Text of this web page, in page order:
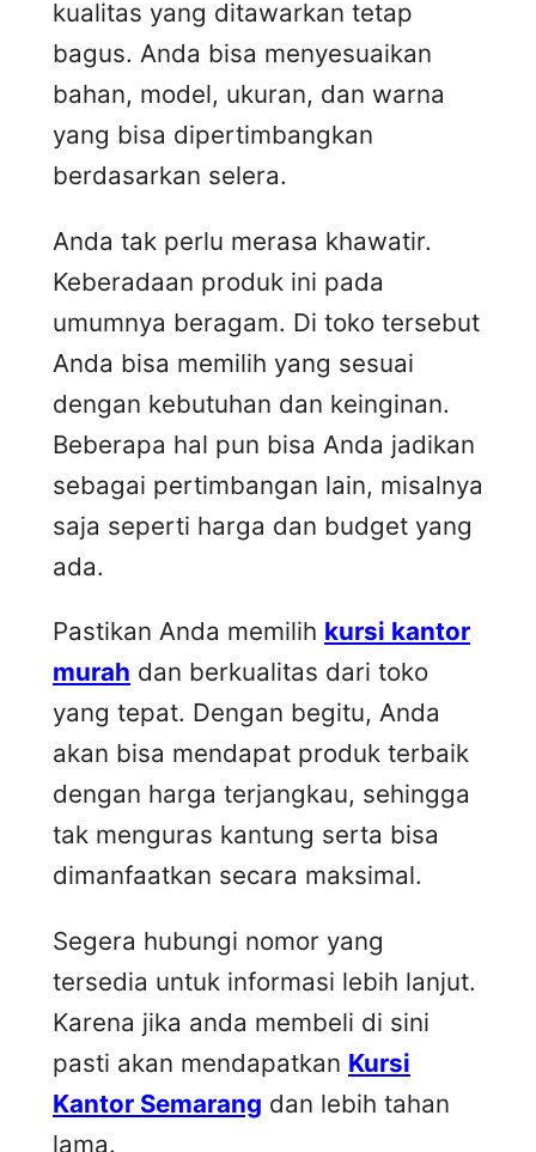
kualitas yang ditawarkan tetap
bagus. Anda bisa menyesuaikan
bahan, model, ukuran, dan warna
yang bisa dipertimbangkan
berdasarkan selera.
Anda tak perlu merasa khawatir.
Keberadaan produk ini pada
umumnya beragam. Di toko tersebut
Anda bisa memilih yang sesuai
dengan kebutuhan dan keinginan.
Beberapa hal pun bisa Anda jadikan
sebagai pertimbangan lain, misalnya
saja seperti harga dan budget yang
ada.
Pastikan Anda memilih kursi kantor
murah dan berkualitas dari toko
yang tepat. Dengan begitu, Anda
akan bisa mendapat produk terbaik
dengan harga terjangkau, sehingga
tak menguras kantung serta bisa
dimanfaatkan secara maksimal.
Segera hubungi nomor yang
tersedia untuk informasi lebih lanjut.
Karena jika anda membeli di sini
pasti akan mendapatkan Kursi
Kantor Semarang dan lebih tahan
lama.